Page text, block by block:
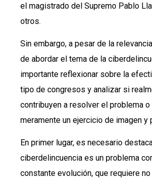
el magistrado del Supremo Pablo
otros.
Sin embargo, a pesar de la
de abordar el tema de la
importante reflexionar sobre la
tipo de congresos y analizar si
contribuyen a resolver el problema
meramente un ejercicio de imagen y
En primer lugar, es necesario
ciberdelincuencia es un problema
constante evolución, que requiere